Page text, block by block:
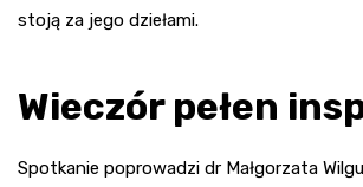
stoją za jego dziełami.
Wieczór pełen
Spotkanie poprowadzi dr Małgorzata